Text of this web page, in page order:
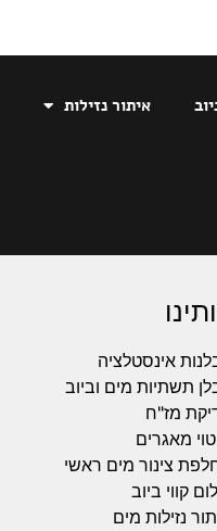
איתור נזילות
אינסטלציה
תשתיות מים וביוב
מז"ח
מאגרים
צינור מים ראשי
קווי ביוב
נזילות מים